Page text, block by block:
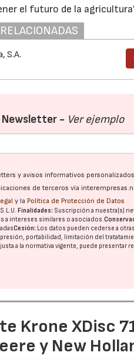
el futuro de la
S.A.
Newsletter - Ver ejemplo
y avisos informativos
de terceros vía
y la Política de Protección de Datos
Finalidades: Suscripción a nuestra(s)
a intereses similares o asociados.
Cesión: Los datos pueden cederse a otras
portabilidad, limitación del
a la normativa vigente, puede presentar
Krone XDisc
y New